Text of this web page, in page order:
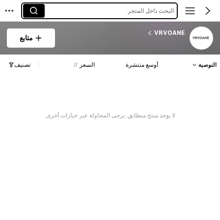
البحث داخل المتجر
VRVOANE
متابع
التوصية أوسع منتشرة السعر تصنيف
لا يوجد منتج متطابق. يرجى المحاولة عبر خيارات أخرى.